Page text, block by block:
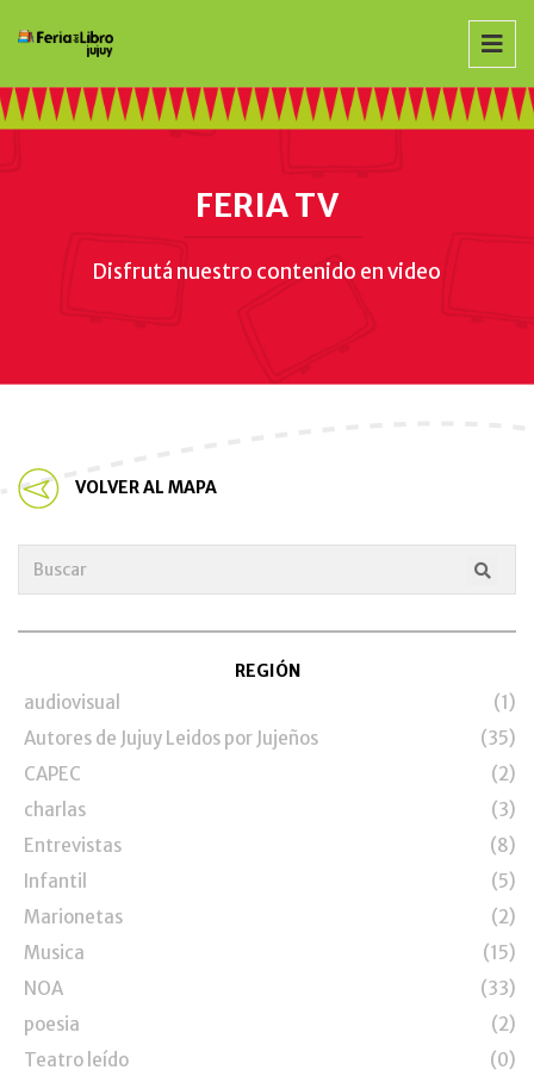
FERIA TV
Disfrutá nuestro contenido en video
VOLVER AL MAPA
REGIÓN
audiovisual
(1)
Autores de Jujuy Leidos por Jujeños
(35)
CAPEC
(2)
charlas
(3)
Entrevistas
(8)
Infantil
(5)
Marionetas
(2)
Musica
(15)
NOA
(33)
poesia
(2)
Teatro leído
(0)